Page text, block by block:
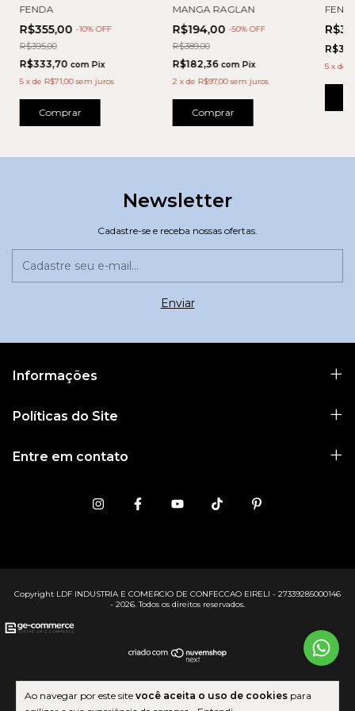
Ao navegar por este site você aceita o uso de cookies para
FENDA
R$355,00 -10% OFF
R$395,00
R$333,70 com Pix
5 xde R$71,00 sem juros
Comprar
MANGA RAGLAN
R$194,00 -50% OFF
R$389,00
R$182,36 com Pix
2 xde R$97,00 sem juros
Comprar
5 x de
Newsletter
Cadastre-se e receba nossas ofertas.
Informações
Políticas do Site
Entre em contato
Copyright LDF INDUSTRIA E COMERCIO DE CONFECCAO EIRELI - 27339285000146
- 2026. Todos os direitos reservados.